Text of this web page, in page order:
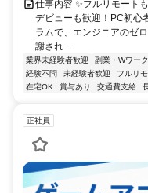
仕事内容 ✨フルリモート
デビューも歓迎！PC初心
ラムで、エンジニアのゼ
謝され...
業界未経験者歓迎 副業・Wワー
経験不問
未経験者歓迎 フルリ
在宅OK
賞与あり 交通費支給
正社員